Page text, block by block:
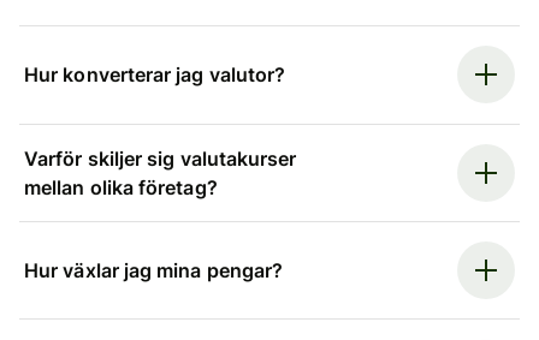
Hur konverterar jag valutor?
Varför skiljer sig valutakurser
mellan olika företag?
Hur växlar jag mina pengar?